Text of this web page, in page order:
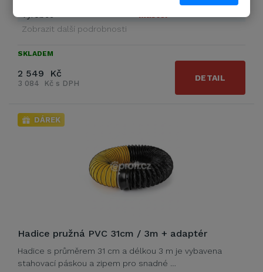
Zobrazit další podrobnosti
SKLADEM
2 549 Kč
3 084 Kč s DPH
DETAIL
DÁREK
Hadice pružná PVC 31cm / 3m + adaptér
Hadice s průměrem 31 cm a délkou 3 m je vybavena
stahovací páskou a zipem pro snadné …